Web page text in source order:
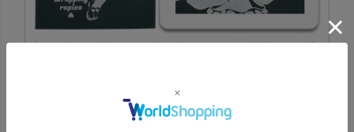
シルクスクリーン印刷一覧はこちら